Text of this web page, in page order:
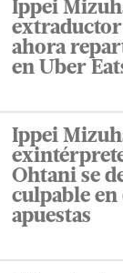
Ippei
ahora
en Uber
Ippei
Ohtani se
culpable en
apuestas